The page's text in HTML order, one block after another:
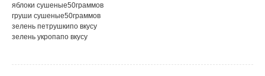
яблоки сушеные50граммов
груши сушеные50граммов
зелень петрушкипо вкусу
зелень укропапо вкусу